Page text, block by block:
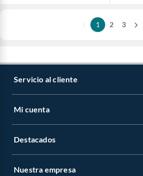
1 2 3
Servicio al cliente
Mi cuenta
Destacados
Nuestra empresa